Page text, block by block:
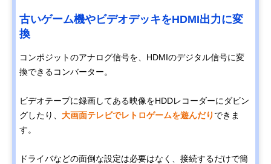
古いゲーム機やビデオデッキをHDMI出力に変
換
コンポジットのアナログ信号を、HDMIのデジタル信号に変
換できるコンバーター。
ビデオテープに録画してある映像をHDDレコーダーにダビン
グしたり、 大画面テレビでレトロゲームを遊んだり できま
す。
ドライバなどの面倒な設定は必要はなく、接続するだけで簡